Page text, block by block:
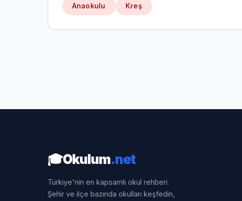
Anaokulu Kreş
🎓Okulum.net
Türkiye'nin en kapsamlı okul rehberi.
Şehir ve ilçe bazında okulları keşfedin,